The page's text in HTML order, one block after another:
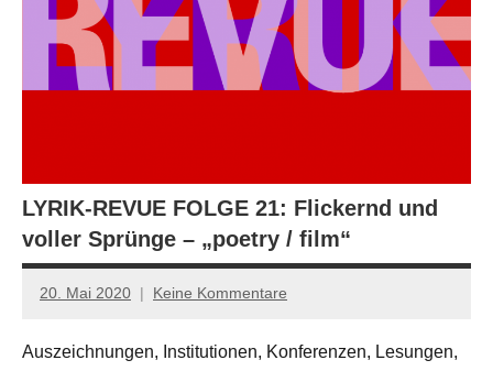
LYRIK-REVUE FOLGE 21: Flickernd und
voller Sprünge – „poetry / film“
20. Mai 2020
Anton
Leitner
Keine Kommentare
Auszeichnungen, Institutionen, Konferenzen, Lesungen,